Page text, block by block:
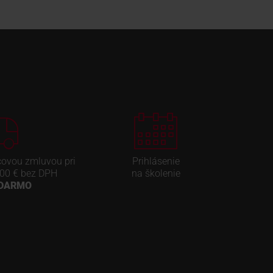
zmluvou pri
€ bez DPH
Prihlásenie
na školenie